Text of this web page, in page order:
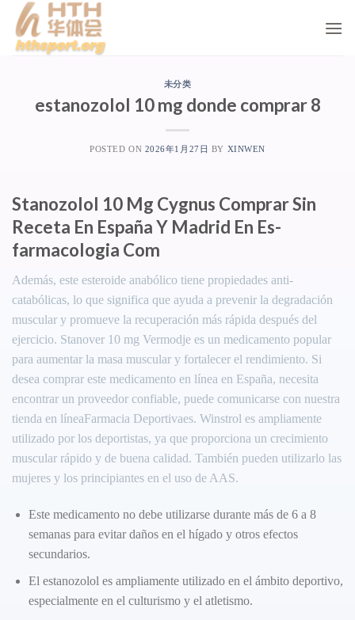
Skip
content
未分类
estanozolol 10 mg donde comprar 8
POSTED ON 2026年1月27日 BY XINWEN
Stanozolol 10 Mg Cygnus Comprar Sin
Receta En España Y Madrid En Es-
farmacologia Com
Además, este esteroide anabólico tiene propiedades anti-
catabólicas, lo que significa que ayuda a prevenir la degradación
muscular y promueve la recuperación más rápida después del
ejercicio. Stanover 10 mg Vermodje es un medicamento popular
para aumentar la masa muscular y fortalecer el rendimiento. Si
desea comprar este medicamento en línea en España, necesita
encontrar un proveedor confiable, puede comunicarse con nuestra
tienda en líneaFarmacia Deportivaes. Winstrol es ampliamente
utilizado por los deportistas, ya que proporciona un crecimiento
muscular rápido y de buena calidad. También pueden utilizarlo las
mujeres y los principiantes en el uso de AAS.
Este medicamento no debe utilizarse durante más de 6 a 8
semanas para evitar daños en el hígado y otros efectos
secundarios.
El estanozolol es ampliamente utilizado en el ámbito deportivo,
especialmente en el culturismo y el atletismo.